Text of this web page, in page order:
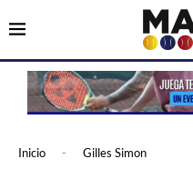
Inicio - Gilles Simon